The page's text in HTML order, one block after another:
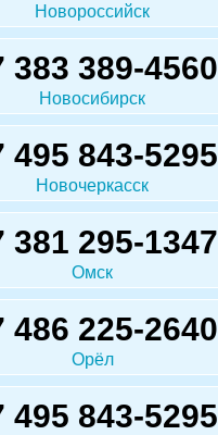
Новороссийск
383 389-4560
Новосибирск
495 843-5295
Новочеркасск
381 295-1347
Омск
486 225-2640
Орёл
495 843-5295